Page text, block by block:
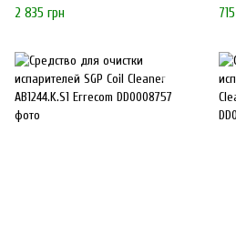
2 835 грн